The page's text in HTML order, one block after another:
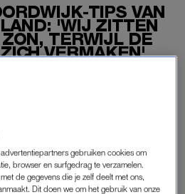
TIPS VAN
'WIJ ZITTEN
TERWIJL DE
VERMAKEN'
MET
advertentiepartners gebruiken cookies om
browser en surfgedrag te verzamelen.
de gegevens die je zelf deelt met ons,
Dit doen we om het gebruik van onze